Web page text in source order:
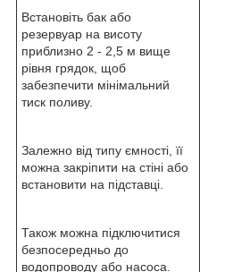
Встановіть бак або
резервуар на висоту
приблизно 2 - 2,5 м вище
рівня грядок, щоб
забезпечити мінімальний
тиск поливу.
Залежно від типу ємності, її
можна закріпити на стіні або
встановити на підставці.
Також можна підключитися
безпосередньо до
водопроводу або насоса.